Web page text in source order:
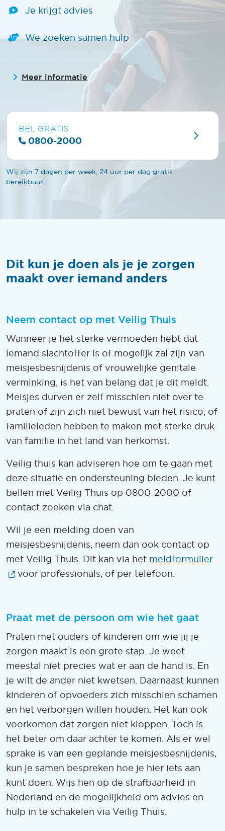
Je krijgt advies
We zoeken samen hulp
Meer informatie
BEL GRATIS
0800-2000
Wij zijn 7 dagen per week, 24 uur per dag gratis
bereikbaar.
Dit kun je doen als je je zorgen
maakt over iemand anders
Neem contact op met Veilig Thuis
Wanneer je het sterke vermoeden hebt dat
iemand slachtoffer is of mogelijk zal zijn van
meisjesbesnijdenis of vrouwelijke genitale
verminking, is het van belang dat je dit meldt.
Meisjes durven er zelf misschien niet over te
praten of zijn zich niet bewust van het risico, of
familieleden hebben te maken met sterke druk
van familie in het land van herkomst.
Veilig thuis kan adviseren hoe om te gaan met
deze situatie en ondersteuning bieden. Je kunt
bellen met Veilig Thuis op 0800-2000 of
contact zoeken via chat.
Wil je een melding doen van
meisjesbesnijdenis, neem dan ook contact op
met Veilig Thuis. Dit kan via het meldformulier
(Opent in een nieuw venster)
voor professionals, of per telefoon.
Praat met de persoon om wie het gaat
Praten met ouders of kinderen om wie jij je
zorgen maakt is een grote stap. Je weet
meestal niet precies wat er aan de hand is. En
je wilt de ander niet kwetsen. Daarnaast kunnen
kinderen of opvoeders zich misschien schamen
en het verborgen willen houden. Het kan ook
voorkomen dat zorgen niet kloppen. Toch is
het beter om daar achter te komen. Als er wel
sprake is van een geplande meisjesbesnijdenis,
kun je samen bespreken hoe je hier iets aan
kunt doen. Wijs hen op de strafbaarheid in
Nederland en de mogelijkheid om advies en
hulp in te schakelen via Veilig Thuis.